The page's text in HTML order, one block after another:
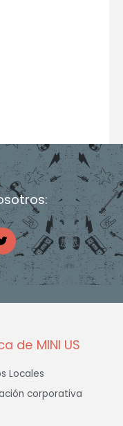
T
w
i
t
t
e
de MINI US
Locales
corporativa